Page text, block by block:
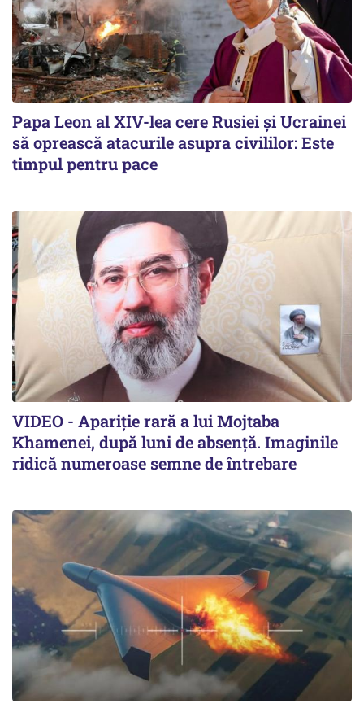
Papa Leon al XIV-lea cere Rusiei și Ucrainei
să oprească atacurile asupra civililor: Este
timpul pentru pace
VIDEO - Apariție rară a lui Mojtaba
Khamenei, după luni de absență. Imaginile
ridică numeroase semne de întrebare